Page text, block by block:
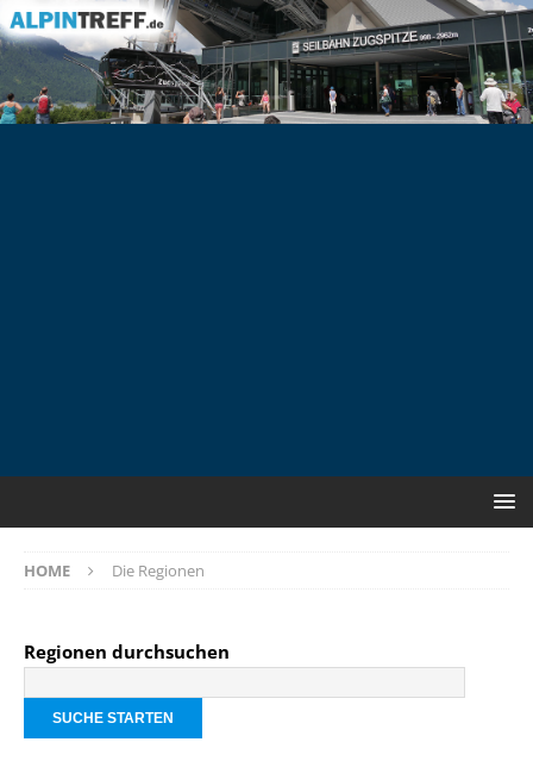
HOME Die Regionen
Regionen durchsuchen